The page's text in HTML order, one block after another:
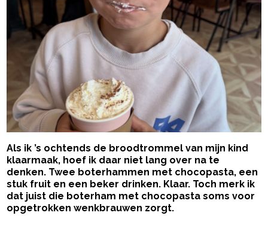
Als ik ’s ochtends de broodtrommel van mijn kind
klaarmaak, hoef ik daar niet lang over na te
denken. Twee boterhammen met chocopasta, een
stuk fruit en een beker drinken. Klaar. Toch merk ik
dat juist die boterham met chocopasta soms voor
opgetrokken wenkbrauwen zorgt.